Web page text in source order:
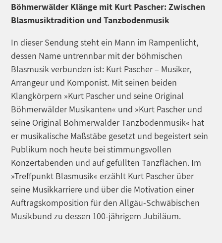
Böhmerwälder Klänge mit Kurt Pascher: Zwischen
Blasmusiktradition und Tanzbodenmusik
In dieser Sendung steht ein Mann im Rampenlicht,
dessen Name untrennbar mit der böhmischen
Blasmusik verbunden ist: Kurt Pascher – Musiker,
Arrangeur und Komponist. Mit seinen beiden
Klangkörpern »Kurt Pascher und seine Original
Böhmerwälder Musikanten« und »Kurt Pascher und
seine Original Böhmerwälder Tanzbodenmusik« hat
er musikalische Maßstäbe gesetzt und begeistert sein
Publikum noch heute bei stimmungsvollen
Konzertabenden und auf gefüllten Tanzflächen. Im
»Treffpunkt Blas­musik« erzählt Kurt Pascher über
seine Musikkarriere und über die Motivation einer
Auftragskomposition für den Allgäu-Schwäbischen
Musikbund zu dessen 100-jährigem Jubiläum.